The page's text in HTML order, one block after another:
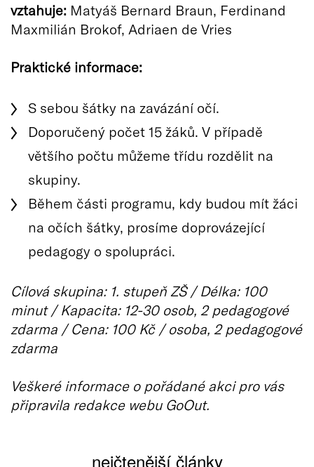
vztahuje: Matyáš Bernard Braun, Ferdinand
Maxmilián Brokof, Adriaen de Vries
Praktické informace:
S sebou šátky na zavázání očí.
Doporučený počet 15 žáků. V případě
většího počtu můžeme třídu rozdělit na
skupiny.
Během části programu, kdy budou mít žáci
na očích šátky, prosíme doprovázející
pedagogy o spolupráci.
Cílová skupina: 1. stupeň ZŠ / Délka: 100
minut / Kapacita: 12-30 osob, 2 pedagogové
zdarma / Cena: 100 Kč / osoba, 2 pedagogové
zdarma
Veškeré informace o pořádané akci pro vás
připravila redakce webu GoOut.
nejčtenější články